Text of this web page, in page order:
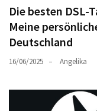
Die besten DSL-
Meine
Deutschland
16/06/2025 Angelika